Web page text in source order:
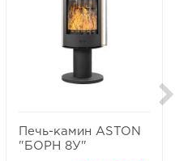
Печь-камин ASTON
"БОРН 8У"